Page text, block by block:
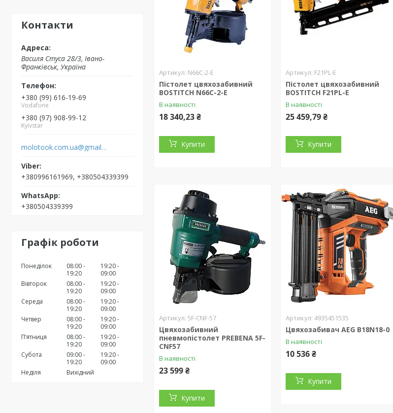
Контакти
Василя Стуса 28/3, Івано-
Франківськ, Україна
+380 (99) 616-19-69
Vodafone
+380 (97) 908-99-12
Kyivstar
molotook.com.ua@gmail.com
+380996161969, +380504339399
+380504339399
Графік роботи
Понеділок
08:00
19:20
19:20
09:00
Вівторок
08:00
19:20
19:20
09:00
Середа
08:00
19:20
19:20
09:00
Четвер
08:00
19:20
19:20
09:00
Пʼятниця
08:00
19:20
19:20
09:00
Субота
09:00
19:20
19:20
09:00
Неділя
Вихідний
N66C-2-E
Пістолет цвяхозабивний
BOSTITCH N66C-2-E
В наявності
18 340,23 ₴
Купити
F21PL-E
Пістолет цвяхозабивний
BOSTITCH F21PL-E
В наявності
25 459,79 ₴
Купити
5F-CNF-57
Цвяхозабивний
пневмопістолет PREBENA 5F-
CNF57
В наявності
23 599 ₴
Купити
4935451535
Цвяхозабивач AEG B18N18-0
В наявності
10 536 ₴
Купити